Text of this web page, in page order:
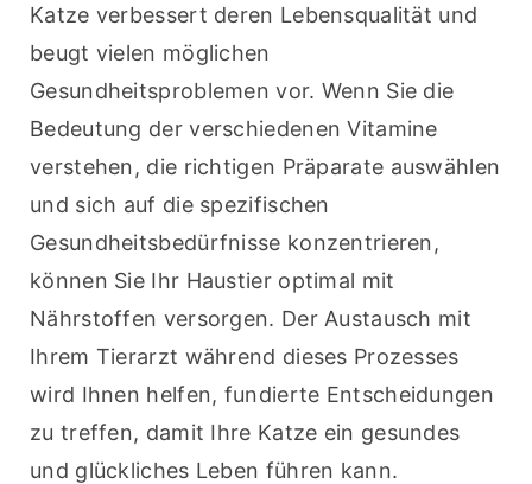
Katze verbessert deren Lebensqualität und
beugt vielen möglichen
Gesundheitsproblemen vor. Wenn Sie die
Bedeutung der verschiedenen Vitamine
verstehen, die richtigen Präparate auswählen
und sich auf die spezifischen
Gesundheitsbedürfnisse konzentrieren,
können Sie Ihr Haustier optimal mit
Nährstoffen versorgen. Der Austausch mit
Ihrem Tierarzt während dieses Prozesses
wird Ihnen helfen, fundierte Entscheidungen
zu treffen, damit Ihre Katze ein gesundes
und glückliches Leben führen kann.